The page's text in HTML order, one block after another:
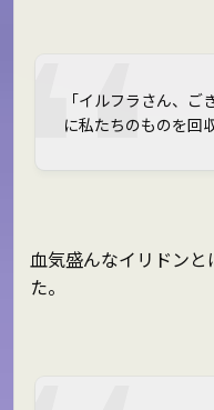
「イルフラさん、
に私たちのものを回
血気盛んなイリドン
た。